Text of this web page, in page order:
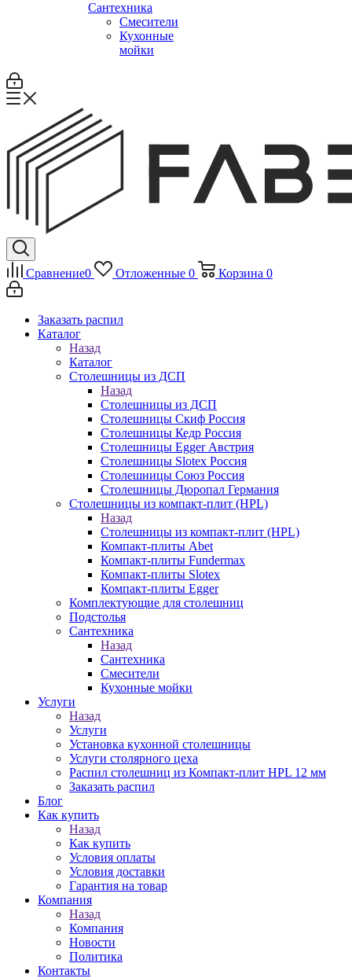
Сантехника
Смесители
Кухонные
мойки
Сравнение0 Отложенные 0 Корзина 0
Заказать распил
Каталог
Назад
Каталог
Столешницы из ДСП
Назад
Столешницы из ДСП
Столешницы Скиф Россия
Столешницы Кедр Россия
Столешницы Egger Австрия
Столешницы Slotex Россия
Столешницы Союз Россия
Столешницы Дюропал Германия
Столешницы из компакт-плит (HPL)
Назад
Столешницы из компакт-плит (HPL)
Компакт-плиты Abet
Компакт-плиты Fundermax
Компакт-плиты Slotex
Компакт-плиты Egger
Комплектующие для столешниц
Подстолья
Сантехника
Назад
Сантехника
Смесители
Кухонные мойки
Услуги
Назад
Услуги
Установка кухонной столешницы
Услуги столярного цеха
Распил столешниц из Компакт-плит HPL 12 мм
Заказать распил
Блог
Как купить
Назад
Как купить
Условия оплаты
Условия доставки
Гарантия на товар
Компания
Назад
Компания
Новости
Политика
Контакты